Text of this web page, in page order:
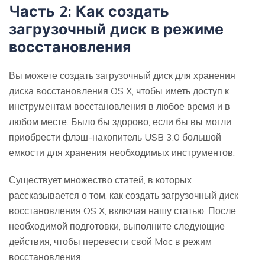
Часть 2: Как создать
загрузочный диск в режиме
восстановления
Вы можете создать загрузочный диск для хранения
диска восстановления OS X, чтобы иметь доступ к
инструментам восстановления в любое время и в
любом месте. Было бы здорово, если бы вы могли
приобрести флэш-накопитель USB 3.0 большой
емкости для хранения необходимых инструментов.
Существует множество статей, в которых
рассказывается о том, как создать загрузочный диск
восстановления OS X, включая нашу статью. После
необходимой подготовки, выполните следующие
действия, чтобы перевести свой Mac в режим
восстановления: